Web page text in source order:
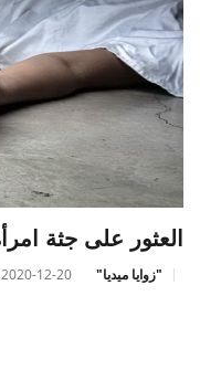
العثور على جثة
"زوايا ميديا" 2020-12-20